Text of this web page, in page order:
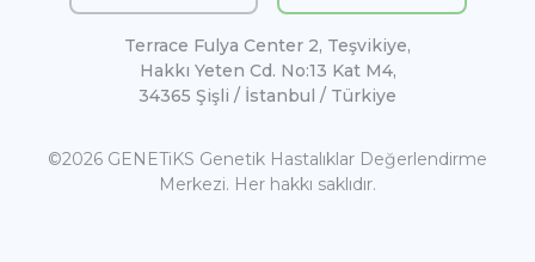
Terrace Fulya Center 2, Teşvikiye,
Hakkı Yeten Cd. No:13 Kat M4,
34365 Şişli / İstanbul / Türkiye
©2026 GENETiKS Genetik Hastalıklar Değerlendirme
Merkezi. Her hakkı saklıdır.